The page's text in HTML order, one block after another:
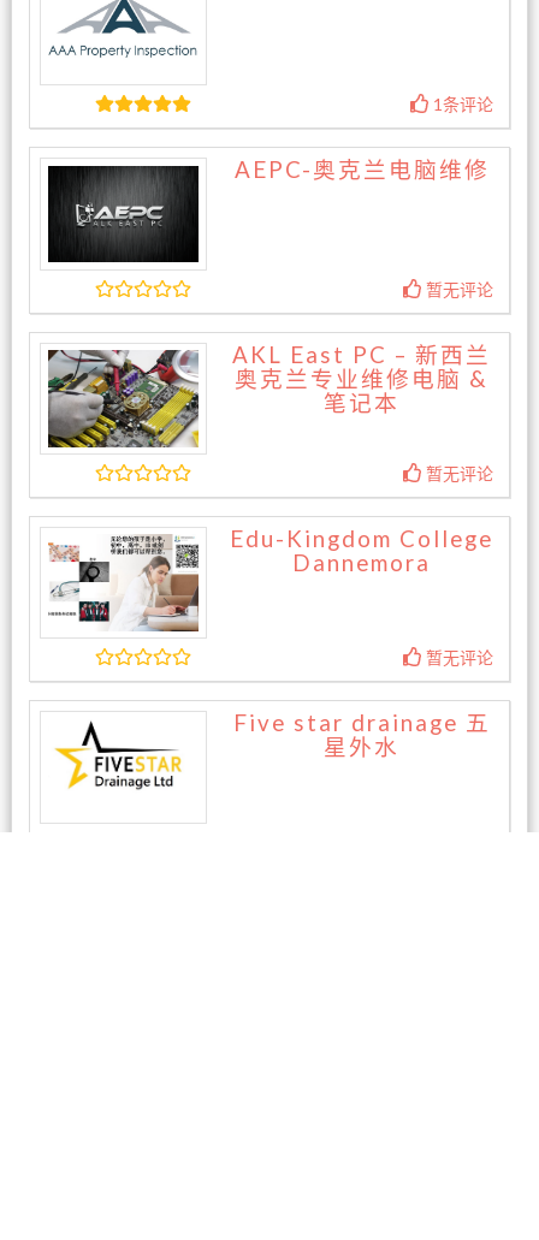
1条评论
AEPC-奥克兰电脑维修
暂无评论
AKL East PC – 新西兰
奥克兰专业维修电脑 &
笔记本
暂无评论
Edu-Kingdom College
Dannemora
暂无评论
Five star drainage 五
星外水